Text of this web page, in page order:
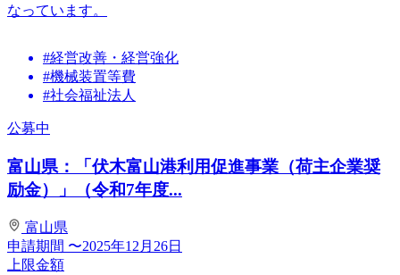
なっています。
#経営改善・経営強化
#機械装置等費
#社会福祉法人
公募中
富山県：「伏木富山港利用促進事業（荷主企業奨
励金）」（令和7年度...
富山県
申請期間 〜2025年12月26日
上限金額